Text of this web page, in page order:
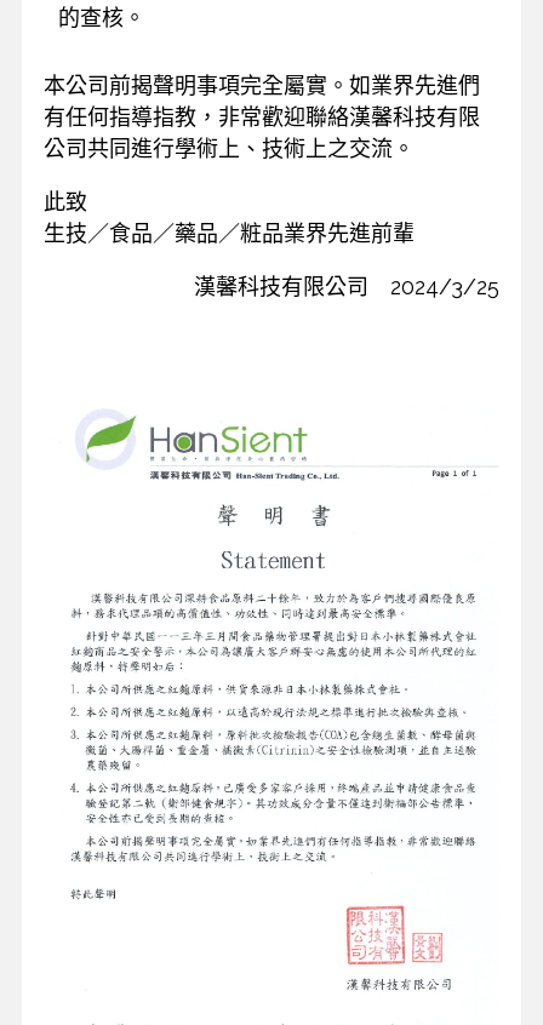
的查核。
本公司前揭聲明事項完全屬實。如業界先進們
有任何指導指教，非常歡迎聯絡漢馨科技有限
公司共同進行學術上、技術上之交流。
此致
生技／食品／藥品／粧品業界先進前輩
漢馨科技有限公司 2024/3/25